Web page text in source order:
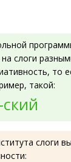
слоги
то
такой:
слоги